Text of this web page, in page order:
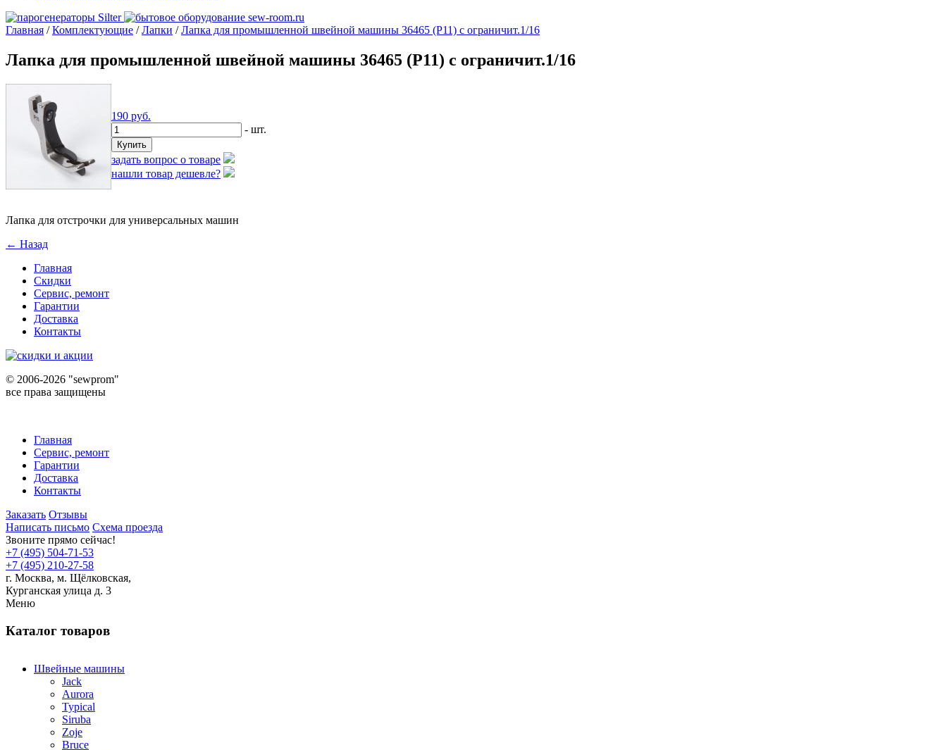
Главная /Комплектующие /Лапки /Лапка для промышленной швейной машины 36465 (P11) с ограничит.1/16
Лапка для промышленной швейной машины 36465 (P11) с ограничит.1/16
190 руб.
- шт.
задать вопрос о товаре
нашли товар дешевле?
Лапка для отстрочки для универсальных машин
← Назад
Главная
Скидки
Сервис, ремонт
Гарантии
Доставка
Контакты
© 2006-2026 "sewprom"
все права защищены
Главная
Сервис, ремонт
Гарантии
Доставка
Контакты
Заказать Отзывы
Написать письмо Схема проезда
Звоните прямо сейчас!
+7 (495) 504-71-53
+7 (495) 210-27-58
г. Москва, м. Щёлковская,
Курганская улица д. 3
Меню
Каталог товаров
Швейные машины
Jack
Aurora
Typical
Siruba
Zoje
Bruce